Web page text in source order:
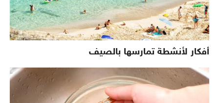
أفكار لأنشطة تمارسها بالصيف